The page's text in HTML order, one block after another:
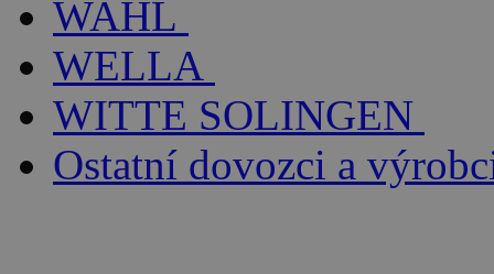
WAHL
WELLA
WITTE SOLINGEN
Ostatní dovozci a